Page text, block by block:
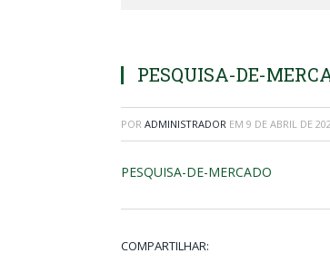
PESQUISA-DE-
POR ADMINISTRADOR EM 9 DE ABRIL DE
PESQUISA-DE-MERCADO
COMPARTILHAR: